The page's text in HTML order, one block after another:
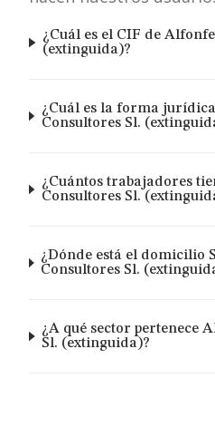
¿Cuál es el CIF de
(extinguida)?
¿Cuál es la forma
Consultores Sl.
¿Cuántos trabajadores
Consultores Sl.
¿Dónde está el domicilio
Consultores Sl.
¿A qué sector pertenece
Sl. (extinguida)?